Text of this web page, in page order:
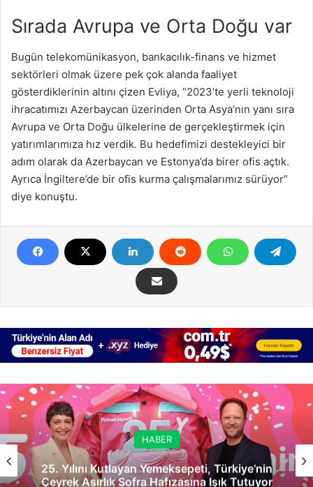
Sırada Avrupa ve Orta Doğu var
Bugün telekomünikasyon, bankacılık-finans ve hizmet
sektörleri olmak üzere pek çok alanda faaliyet
gösterdiklerinin altını çizen Evliya, “2023’te yerli teknoloji
ihracatımızı Azerbaycan üzerinden Orta Asya’nın yanı sıra
Avrupa ve Orta Doğu ülkelerine de gerçekleştirmek için
yatırımlarımıza hız verdik. Bu hedefimizi destekleyici bir
adım olarak da Azerbaycan ve Estonya’da birer ofis açtık.
Ayrıca İngiltere’de bir ofis kurma çalışmalarımız sürüyor”
diye konuştu.
HABER
25. Yılını Kutlayan Yemeksepeti, Türkiye’nin
Çeyrek Asırlık Sofra Hafızasına Işık Tutuyor